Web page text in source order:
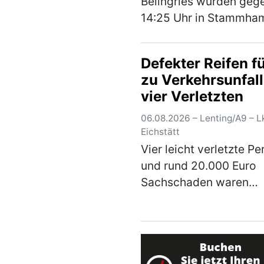
14:25 Uhr in
Scootern unterwegs
Die E-Scooter fuhren
einer deutlich höheren
Gesch…(mehr)
Defekter Reifen
zu
vier Verletzten
06.08.2026 – Lenting/A9 –
Eichstätt
Vier leicht verletzte
und rund 20.000 Euro
Sachschaden waren
eines mangelhaften
auf der A9. Ein 38-